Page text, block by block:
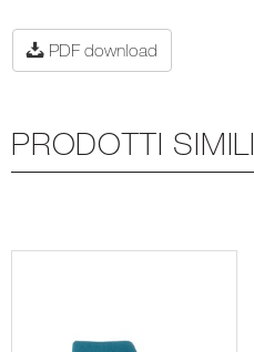
PDF download
PRODOTTI SIMILI